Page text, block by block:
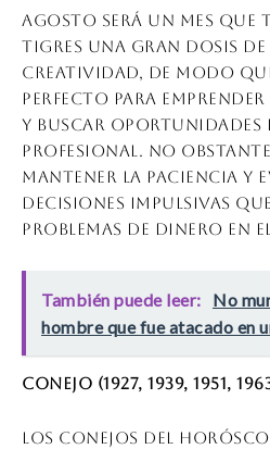
Agosto será un mes que
tigres una gran dosis de
creatividad, de modo
perfecto para
y buscar oportunidades
profesional. No obstante,
mantener la paciencia y
decisiones impulsivas
problemas de dinero en
También puede leer:
No
hombre que fue atacado en
Conejo (1927, 1939, 1951,
Los conejos del